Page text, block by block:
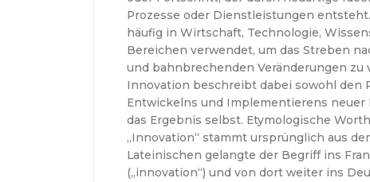
Prozesse oder Dienstleistungen
häufig in Wirtschaft, Technologie,
Bereichen verwendet, um das Streben
und bahnbrechenden Veränderungen zu
Innovation beschreibt dabei sowohl den
Entwickelns und Implementierens neuer
das Ergebnis selbst. Etymologische
„Innovation“ stammt ursprünglich aus
Lateinischen gelangte der Begriff ins
(„innovation“) und von dort weiter ins